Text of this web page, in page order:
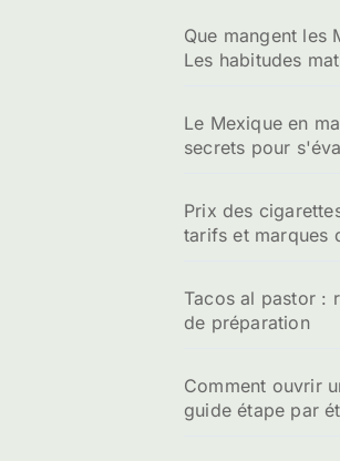
Que mangent les
Les habitudes
Le Mexique en
secrets pour
Prix des
tarifs et marques
Tacos al pastor :
de préparation
Comment ouvrir
guide étape par